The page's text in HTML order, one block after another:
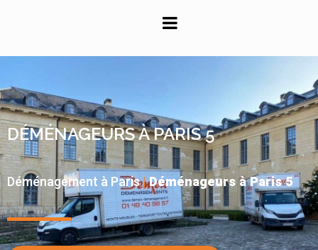
DÉMÉNAGEURS À PARIS 5
Déménagement à Paris|Déménageurs à Paris 5